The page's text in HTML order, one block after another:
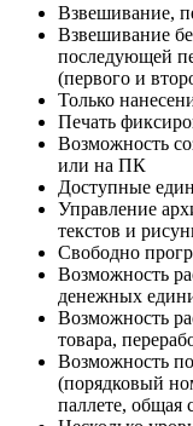
Взвешивание,
Взвешивание
последующей
(первого и
Только
Печать
Возможность
или на ПК
Доступные
Управление
текстов и
Свободно
Возможность
денежных
Возможность
товара,
Возможность
(порядковый
паллете, общая